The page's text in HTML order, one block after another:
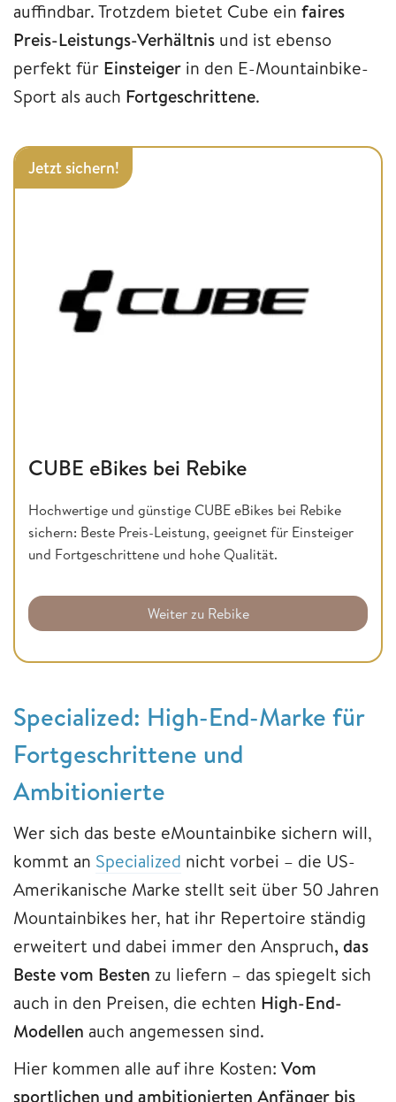
auffindbar. Trotzdem bietet Cube ein faires
Preis-Leistungs-Verhältnis und ist ebenso
perfekt für Einsteiger in den E-Mountainbike-
Sport als auch Fortgeschrittene.
Jetzt sichern!
CUBE eBikes bei Rebike
Hochwertige und günstige CUBE eBikes bei Rebike
sichern: Beste Preis-Leistung, geeignet für Einsteiger
und Fortgeschrittene und hohe Qualität.
Weiter zu Rebike
Specialized: High-End-Marke für
Fortgeschrittene und
Ambitionierte
Wer sich das beste eMountainbike sichern will,
kommt an Specialized nicht vorbei – die US-
Amerikanische Marke stellt seit über 50 Jahren
Mountainbikes her, hat ihr Repertoire ständig
erweitert und dabei immer den Anspruch, das
Beste vom Besten zu liefern – das spiegelt sich
auch in den Preisen, die echten High-End-
Modellen auch angemessen sind.
Hier kommen alle auf ihre Kosten: Vom
sportlichen und ambitionierten Anfänger bis